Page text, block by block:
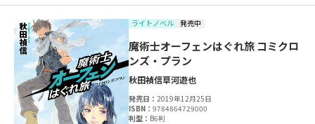
ライトノベル 発売中
魔術士オーフェンはぐれ旅 コミクロ
ンズ・プラン
秋田禎信草河遊也
発売日：2019年12月25日
ISBN：9784864729000
判型： B6判